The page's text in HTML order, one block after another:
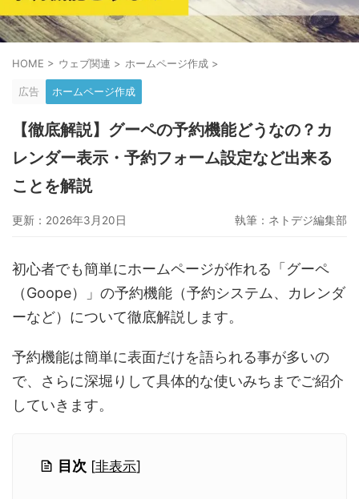
POSレジ スマレジ カラーミーショップ Wix
楽天ペイ stera pack WordPress
ハンドメイド販売
グーペ デジタルコンテンツ販売 仕入れサイト
Ameba Ownd makeshop 無料ビジネスツール
イージーマイショップ
HOME > ウェブ関連 > ホームページ作成 >
広告 ホームページ作成
【徹底解説】グーペの予約機能どうなの？カ
レンダー表示・予約フォーム設定など出来る
ことを解説
更新：2026年3月20日 執筆： ネトデジ編集部
初心者でも簡単にホームページが作れる「グーペ
（Goope）」の予約機能（予約システム、カレンダ
ーなど）について徹底解説します。
予約機能は簡単に表面だけを語られる事が多いの
で、さらに深堀りして具体的な使いみちまでご紹介
していきます。
目次 [非表示]